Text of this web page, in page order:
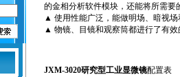
的金相分析软件模块 ，还能将所需要
▲使用性能广泛，能做明场、暗视场
▲物镜、目镜和观察筒都进行了有
JXM-3020研究型工业显微镜配置表